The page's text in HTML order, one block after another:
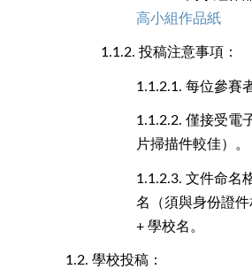
高小組作品紙
1.1.2. 投稿注意事項：
1.1.2.1. 每位參賽
1.1.2.2. 僅接受電
片掃描件較佳）。
1.1.2.3. 文件命名
名（須與身份證
+ 學校名。
1.2. 學校投稿：